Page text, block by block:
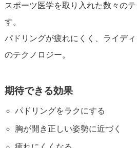
スポーツ医学を取り入れた数々の
す。
パドリングが疲れにくく、ライデ
のテクノロジー。
期待できる効果
パドリングをラクにする
胸が開き正しい姿勢に近づく